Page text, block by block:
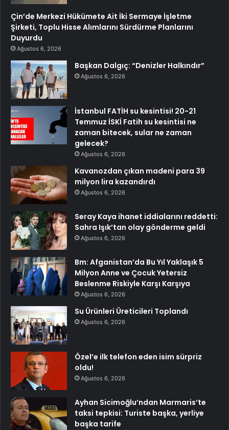
Çin’de Merkezi Hükümete Ait İki Sermaye İşletme
Şirketi, Toplu Hisse Alımlarını Sürdürme Planlarını
Duyurdu
Ağustos 6, 2026
Başkan Dalgıç: “Denizler Halkındır”
Ağustos 6, 2026
İstanbul FATİH su kesintisi! 20-21
Temmuz İSKİ Fatih su kesintisi ne
zaman bitecek, sular ne zaman
gelecek?
Ağustos 6, 2026
Kavanozdan çıkan madeni para 39
milyon lira kazandırdı
Ağustos 6, 2026
Seray Kaya ihanet iddialarını reddetti:
Sahra Işık’tan olay gönderme geldi
Ağustos 6, 2026
Bm: Afganistan’da Bu Yıl Yaklaşık 5
Milyon Anne ve Çocuk Yetersiz
Beslenme Riskiyle Karşı Karşıya
Ağustos 6, 2026
Su Ürünleri Üreticileri Toplandı
Ağustos 6, 2026
Özel’e ilk telefon eden isim sürpriz
oldu!
Ağustos 6, 2026
Ayhan Sicimoğlu’ndan Marmaris’te
taksi tepkisi: Turiste başka, yerliye
başka tarife